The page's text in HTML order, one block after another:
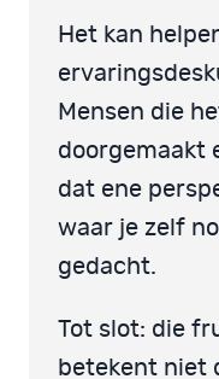
Het kan
Mensen die
doorgemaakt
dat ene
waar je zelf
gedacht.
Tot slot: die
betekent niet